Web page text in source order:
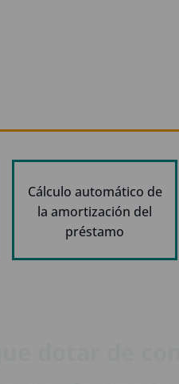
Cálculo automático de
la amortización del
préstamo
dotar de